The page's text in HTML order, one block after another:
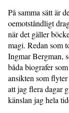
På samma sätt är
oemotståndligt
när det gäller
magi. Redan som
Ingmar Bergman,
båda biografer
ansikten som
att jag flera dagar
känslan jag hela